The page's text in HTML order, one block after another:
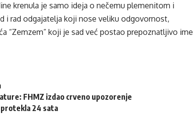
krenula je samo ideja o nečemu plemenitom i
i rad odgajatelja koji nose veliku odgovornost,
“Zemzem” koji je sad već postao prepoznatljivo ime
FHMZ izdao crveno upozorenje
24 sata